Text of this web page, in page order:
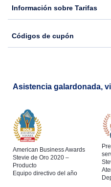
Información sobre Tarifas
Códigos de cupón
Asistencia galardonada,
American Business Awards
Stevie de Oro 2020 –
Producto
Equipo directivo del año